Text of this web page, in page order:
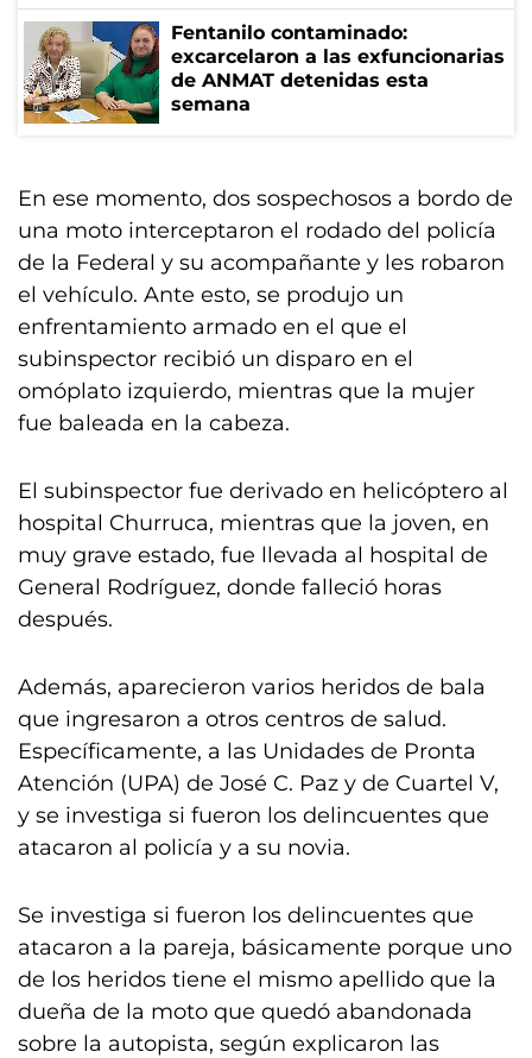
Fentanilo contaminado:
excarcelaron a las exfuncionarias
de ANMAT detenidas esta
semana
En ese momento, dos sospechosos a bordo de
una moto interceptaron el rodado del policía
de la Federal y su acompañante y les robaron
el vehículo. Ante esto, se produjo un
enfrentamiento armado en el que el
subinspector recibió un disparo en el
omóplato izquierdo, mientras que la mujer
fue baleada en la cabeza.
El subinspector fue derivado en helicóptero al
hospital Churruca, mientras que la joven, en
muy grave estado, fue llevada al hospital de
General Rodríguez, donde falleció horas
después.
Además, aparecieron varios heridos de bala
que ingresaron a otros centros de salud.
Específicamente, a las Unidades de Pronta
Atención (UPA) de José C. Paz y de Cuartel V,
y se investiga si fueron los delincuentes que
atacaron al policía y a su novia.
Se investiga si fueron los delincuentes que
atacaron a la pareja, básicamente porque uno
de los heridos tiene el mismo apellido que la
dueña de la moto que quedó abandonada
sobre la autopista, según explicaron las